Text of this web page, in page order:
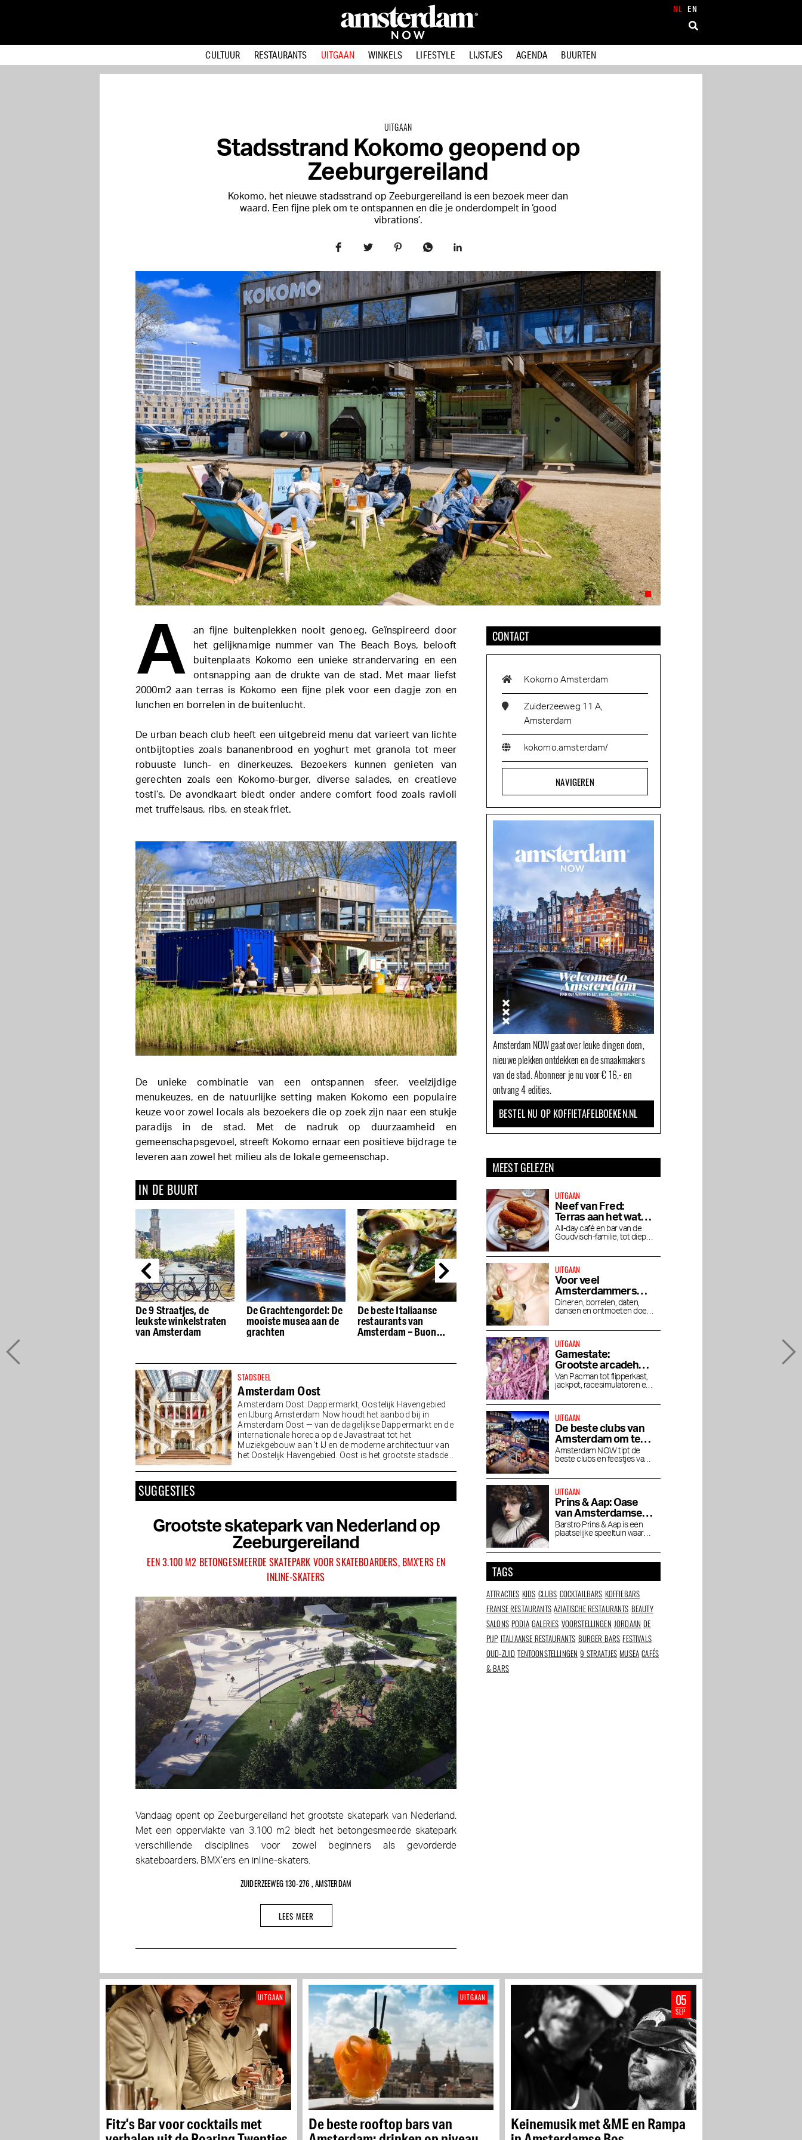
NL EN
CULTUUR RESTAURANTS UITGAAN WINKELS LIFESTYLE LIJSTJES AGENDA BUURTEN
UITGAAN
Stadsstrand Kokomo geopend op
Zeeburgereiland
Kokomo, het nieuwe stadsstrand op Zeeburgereiland is een bezoek meer dan
waard. Een fijne plek om te ontspannen en die je onderdompelt in ‘good
vibrations’.
A
an fijne buitenplekken nooit genoeg. Geïnspireerd door
het gelijknamige nummer van The Beach Boys, belooft
buitenplaats Kokomo een unieke strandervaring en een
ontsnapping aan de drukte van de stad. Met maar liefst
2000m2 aan terras is Kokomo een fijne plek voor een dagje zon en
lunchen en borrelen in de buitenlucht.
De urban beach club heeft een uitgebreid menu dat varieert van lichte
ontbijtopties zoals bananenbrood en yoghurt met granola tot meer
robuuste lunch- en dinerkeuzes. Bezoekers kunnen genieten van
gerechten zoals een Kokomo-burger, diverse salades, en creatieve
tosti’s. De avondkaart biedt onder andere comfort food zoals ravioli
met truffelsaus, ribs, en steak friet.
De unieke combinatie van een ontspannen sfeer, veelzijdige
menukeuzes, en de natuurlijke setting maken Kokomo een populaire
keuze voor zowel locals als bezoekers die op zoek zijn naar een stukje
paradijs in de stad. Met de nadruk op duurzaamheid en
gemeenschapsgevoel, streeft Kokomo ernaar een positieve bijdrage te
leveren aan zowel het milieu als de lokale gemeenschap.
IN DE BUURT
De 9 Straatjes, de
leukste winkelstraten
van Amsterdam
De Grachtengordel: De
mooiste musea aan de
grachten
De beste Italiaanse
restaurants van
Amsterdam – Buon
De beste restaurants in
de Houthavens
Beste beauty en
Amsterdam
STADSDEEL
Amsterdam Oost
Amsterdam Oost: Dappermarkt, Oostelijk Havengebied
en IJburg Amsterdam Now houdt het aanbod bij in
Amsterdam Oost — van de dagelijkse Dappermarkt en de
internationale horeca op de Javastraat tot het
Muziekgebouw aan ’t IJ en de moderne architectuur van
het Oostelijk Havengebied. Oost is het grootste stadsdeel
SUGGESTIES
Grootste skatepark van Nederland op
Zeeburgereiland
EEN 3.100 M2 BETONGESMEERDE SKATEPARK VOOR SKATEBOARDERS, BMX'ERS EN
INLINE-SKATERS
Vandaag opent op Zeeburgereiland het grootste skatepark van Nederland.
Met een oppervlakte van 3.100 m2 biedt het betongesmeerde skatepark
verschillende disciplines voor zowel beginners als gevorderde
skateboarders, BMX’ers en inline-skaters.
ZUIDERZEEWEG 130-276 , AMSTERDAM
LEES MEER
CONTACT
Kokomo Amsterdam
Zuiderzeeweg 11 A,
Amsterdam
kokomo.amsterdam/
NAVIGEREN
Amsterdam NOW gaat over leuke dingen doen,
nieuwe plekken ontdekken en de smaakmakers
van de stad. Abonneer je nu voor € 16,- en
ontvang 4 edities.
BESTEL NU OP KOFFIETAFELBOEKEN.NL
MEEST GELEZEN
UITGAAN
Neef van Fred:
Terras aan het water
in de Baarsjes
All-day café en bar van de
Goudvisch-familie, tot diep in
UITGAAN
Voor veel
Amsterdammers
zijn hotelbars dé
plek om uit te gaan
Dineren, borrelen, daten,
dansen en ontmoeten doen
UITGAAN
Gamestate:
Grootste arcadehal
van Nederland
opent in Zuidoost
Van Pacman tot flipperkast,
jackpot, racesimulatoren en
UITGAAN
De beste clubs van
Amsterdam om te
clubben
Amsterdam NOW tipt de
beste clubs en feestjes van
UITGAAN
Prins & Aap: Oase
van Amsterdamse
gezelligheid
Barstro Prins & Aap is een
plaatselijke speeltuin waar
TAGS
ATTRACTIES KIDS CLUBS COCKTAILBARS KOFFIEBARS
FRANSE RESTAURANTS AZIATISCHE RESTAURANTS BEAUTY
SALONS PODIA GALERIES VOORSTELLINGEN JORDAAN DE
PIJP ITALIAANSE RESTAURANTS BURGER BARS FESTIVALS
OUD-ZUID TENTOONSTELLINGEN 9 STRAATJES MUSEA CAFÉS
& BARS
Fitz’s Bar voor cocktails met
UITGAAN
De beste rooftop bars van
UITGAAN
Keinemusik met &ME en Rampa
05
SEP